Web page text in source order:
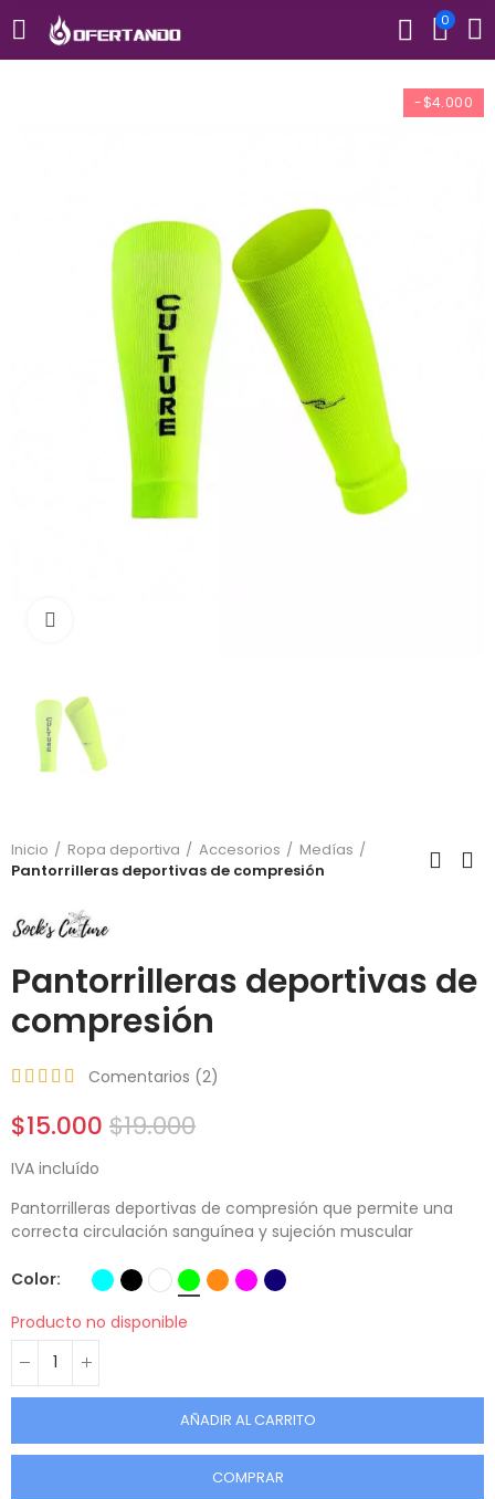
0
-$4.000
Inicio Ropa deportiva Accesorios
Medías
Pantorrilleras deportivas de compresión
Pantorrilleras deportivas de
compresión
Comentarios (2)
$15.000 $19.000
IVA incluído
Pantorrilleras deportivas de compresión que permite una
correcta circulación sanguínea y sujeción muscular
Color
Producto no disponible
AÑADIR AL CARRITO
COMPRAR